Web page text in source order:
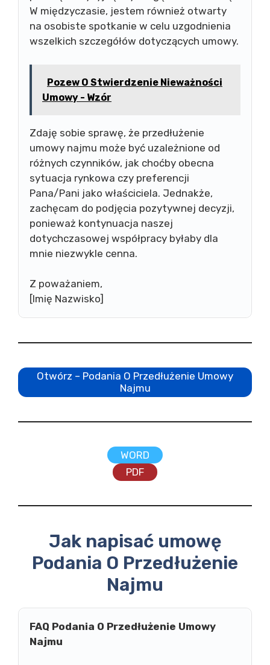
W międzyczasie, jestem również otwarty
na osobiste spotkanie w celu uzgodnienia
wszelkich szczegółów dotyczących umowy.
Pozew O Stwierdzenie Nieważności
Umowy - Wzór
Zdaję sobie sprawę, że przedłużenie
umowy najmu może być uzależnione od
różnych czynników, jak choćby obecna
sytuacja rynkowa czy preferencji
Pana/Pani jako właściciela. Jednakże,
zachęcam do podjęcia pozytywnej decyzji,
ponieważ kontynuacja naszej
dotychczasowej współpracy byłaby dla
mnie niezwykle cenna.
Z poważaniem,
[Imię Nazwisko]
Otwórz – Podania O Przedłużenie Umowy
Najmu
WORD
PDF
Jak napisać umowę
Podania O Przedłużenie
Najmu
FAQ Podania O Przedłużenie Umowy
Najmu